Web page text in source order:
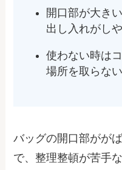
開口部が大き
出し入れがし
使わない時は
場所を取らない
バッグの開口部がが
で、整理整頓が苦手